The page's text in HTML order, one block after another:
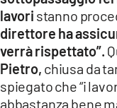
lavori stanno
direttore ha
verrà rispettato”.
Pietro, chiusa da
spiegato che “i
abbastanza bene